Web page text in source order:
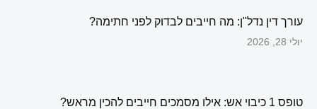
עורך דין נדל"ן: מה חייבים לבדוק לפני חתימה?
יולי 28, 2026
טופס 1 כיבוי אש: אילו מסמכים חייבים להכין מראש?